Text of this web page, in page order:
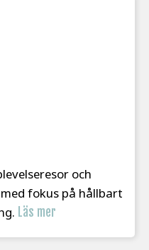
och
fokus på hållbart
Läs mer